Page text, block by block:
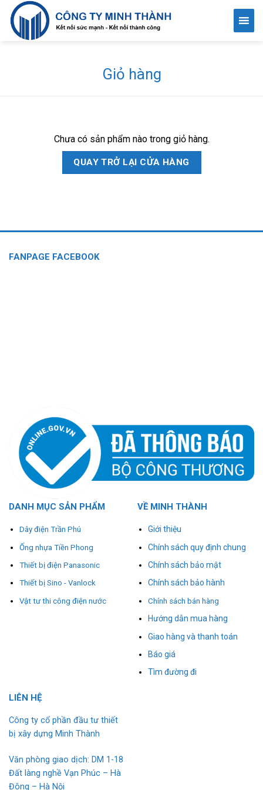
Skip
content
Giỏ hàng
Chưa có sản phẩm nào trong giỏ hàng.
QUAY TRỞ LẠI CỬA HÀNG
FANPAGE FACEBOOK
DANH MỤC SẢN PHẨM
Dây điện Trần Phú
Ống nhựa Tiền Phong
Thiết bị điện Panasonic
Thiết bị Sino - Vanlock
Vật tư thi công điện nước
VỀ MINH THÀNH
Giới thiệu
Chính sách quy định chung
Chính sách bảo mật
Chính sách bảo hành
Chính sách bán hàng
Hướng dẫn mua hàng
Giao hàng và thanh toán
Báo giá
Tìm đường đi
LIÊN HỆ
Công ty cổ phần đầu tư thiết
bị xây dựng Minh Thành
Văn phòng giao dịch: DM 1-18
Đất làng nghề Vạn Phúc – Hà
Đông – Hà Nội